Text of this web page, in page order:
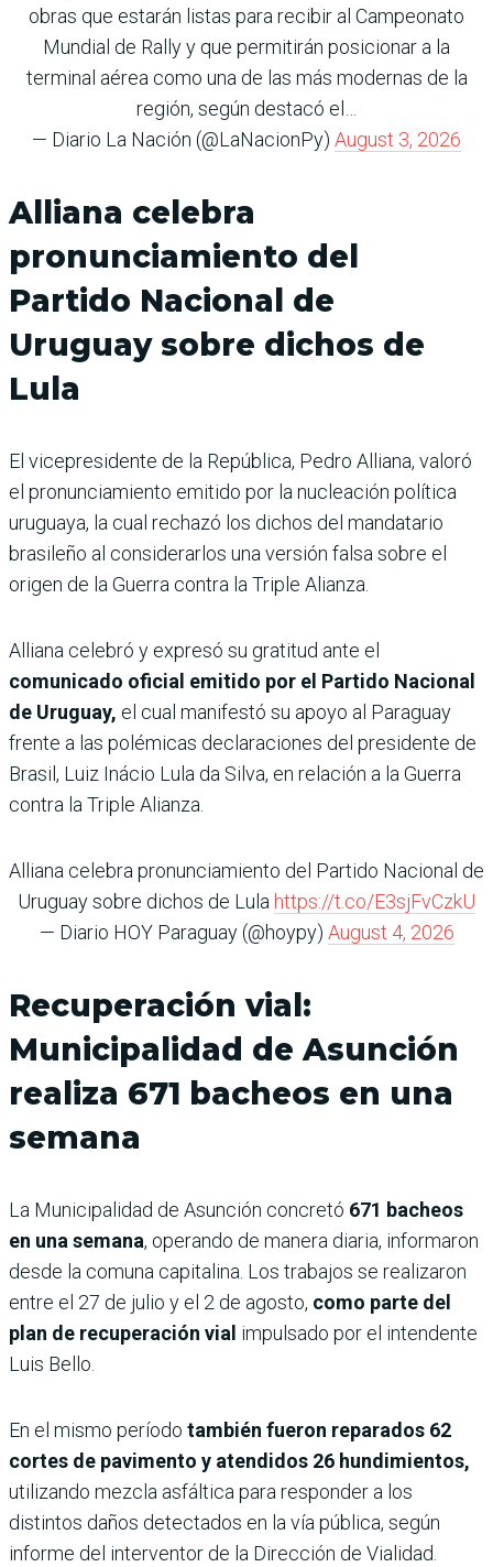
obras que estarán listas para recibir al Campeonato
Mundial de Rally y que permitirán posicionar a la
terminal aérea como una de las más modernas de la
región, según destacó el…
— Diario La Nación (@LaNacionPy) August 3, 2026
Alliana celebra
pronunciamiento del
Partido Nacional de
Uruguay sobre dichos de
Lula
El vicepresidente de la República, Pedro Alliana, valoró
el pronunciamiento emitido por la nucleación política
uruguaya, la cual rechazó los dichos del mandatario
brasileño al considerarlos una versión falsa sobre el
origen de la Guerra contra la Triple Alianza.
Alliana celebró y expresó su gratitud ante el
comunicado oficial emitido por el Partido Nacional
de Uruguay, el cual manifestó su apoyo al Paraguay
frente a las polémicas declaraciones del presidente de
Brasil, Luiz Inácio Lula da Silva, en relación a la Guerra
contra la Triple Alianza.
Alliana celebra pronunciamiento del Partido Nacional de
Uruguay sobre dichos de Lula https://t.co/E3sjFvCzkU
— Diario HOY Paraguay (@hoypy) August 4, 2026
Recuperación vial:
Municipalidad de Asunción
realiza 671 bacheos en una
semana
La Municipalidad de Asunción concretó 671 bacheos
en una semana, operando de manera diaria, informaron
desde la comuna capitalina. Los trabajos se realizaron
entre el 27 de julio y el 2 de agosto, como parte del
plan de recuperación vial impulsado por el intendente
Luis Bello.
En el mismo período también fueron reparados 62
cortes de pavimento y atendidos 26 hundimientos,
utilizando mezcla asfáltica para responder a los
distintos daños detectados en la vía pública, según
informe del interventor de la Dirección de Vialidad.